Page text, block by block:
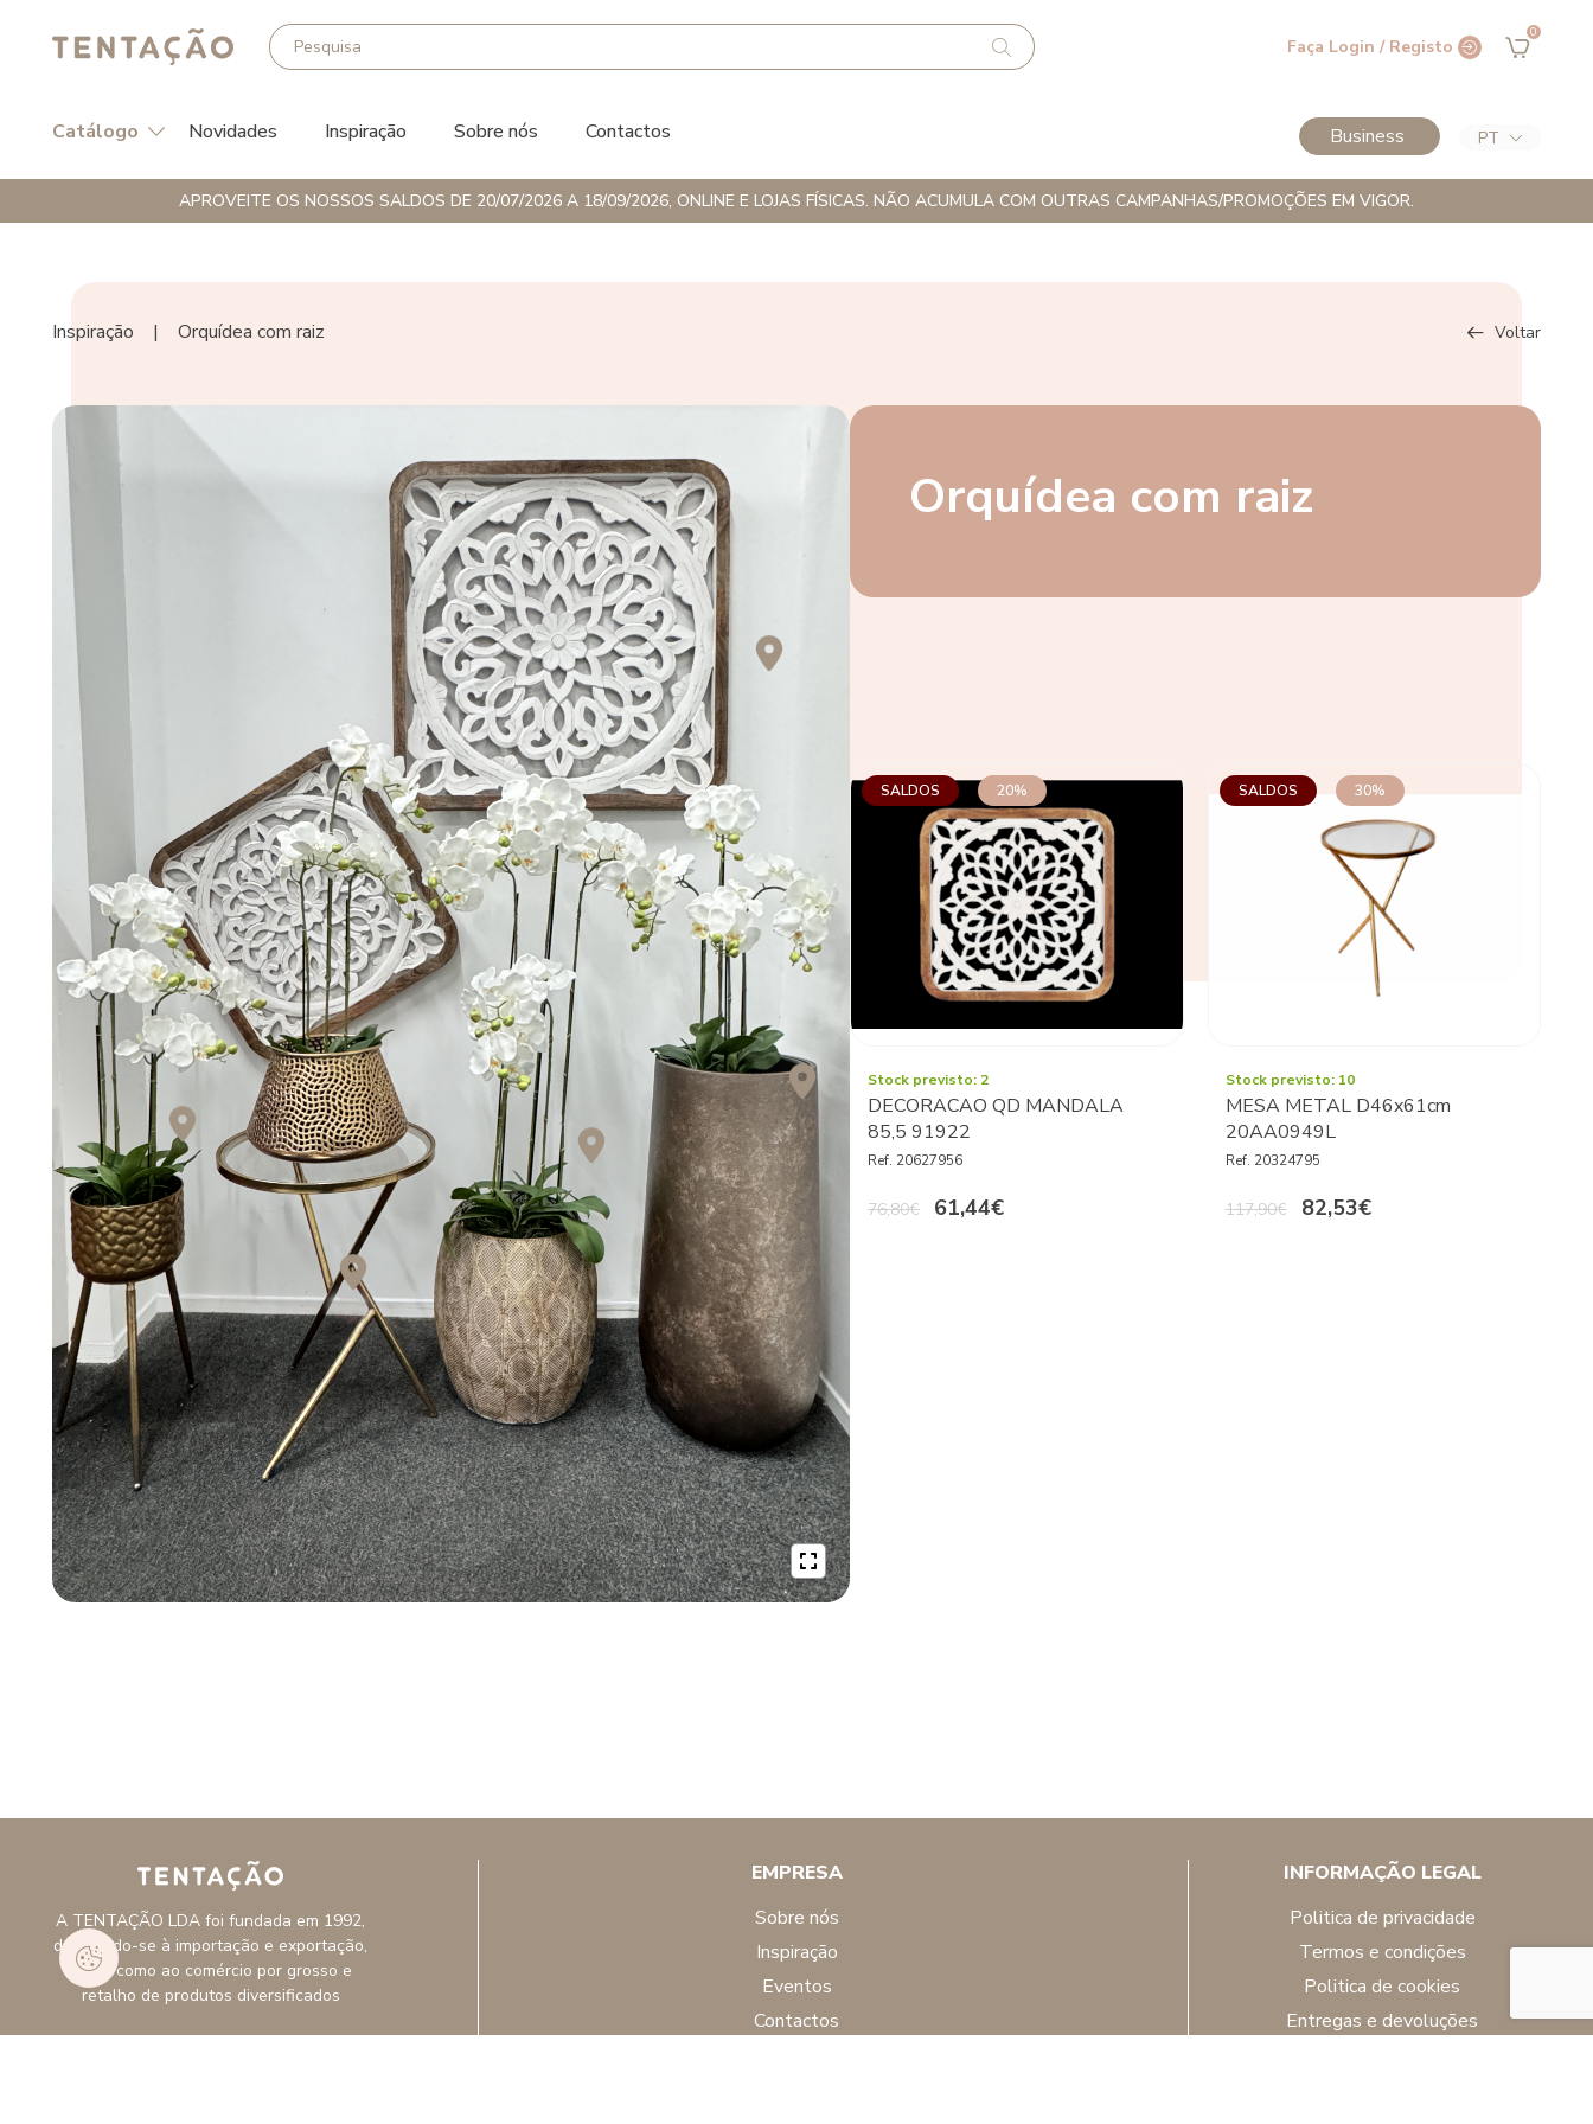
Faça Login / Registo
0
Catálogo Novidades Inspiração Sobre nós Contactos Business PT
APROVEITE OS NOSSOS SALDOS DE 20/07/2026 A 18/09/2026, ONLINE E LOJAS FÍSICAS. NÃO ACUMULA COM OUTRAS CAMPANHAS/PROMOÇÕES EM VIGOR.
Inspiração | Orquídea com raiz Voltar
Orquídea com raiz
SALDOS 20%
Stock previsto: 2
DECORACAO QD MANDALA
85,5 91922
Ref. 20627956
76,80€ 61,44€
SALDOS 30%
Stock previsto: 10
MESA METAL D46x61cm
20AA0949L
Ref. 20324795
117,90€ 82,53€
A TENTAÇÃO LDA foi fundada em 1992,
dedicando-se à importação e exportação,
assim como ao comércio por grosso e
retalho de produtos diversificados
EMPRESA
sobre nós
inspiração
eventos
contactos
INFORMAÇÃO LEGAL
politica de privacidade
termos e condições
politica de cookies
entregas e devoluções